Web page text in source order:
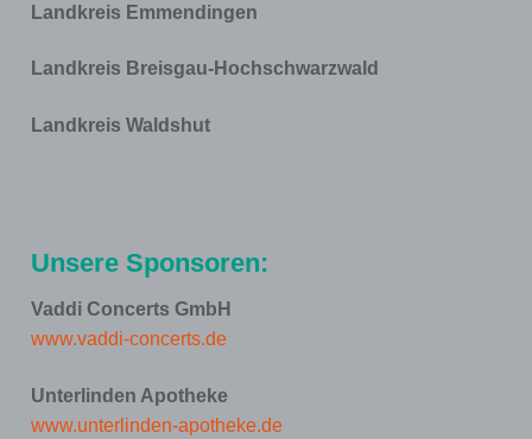
Landkreis Emmendingen
Landkreis Breisgau-Hochschwarzwald
Landkreis Waldshut
Unsere Sponsoren:
Vaddi Concerts GmbH
www.vaddi-concerts.de
Unterlinden Apotheke
www.unterlinden-apotheke.de